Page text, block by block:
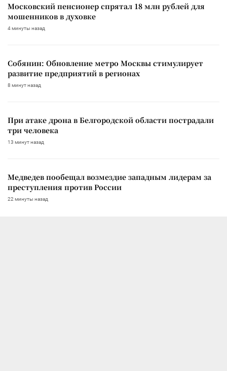
Московский пенсионер спрятал 18 млн рублей для
мошенников в духовке
4 минуты назад
Собянин: Обновление метро Москвы стимулирует
развитие предприятий в регионах
8 минут назад
При атаке дрона в Белгородской области пострадали
три человека
13 минут назад
Медведев пообещал возмездие западным лидерам за
преступления против России
22 минуты назад